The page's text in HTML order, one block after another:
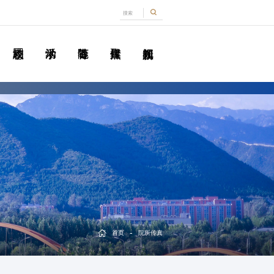
首页 - 院所传真